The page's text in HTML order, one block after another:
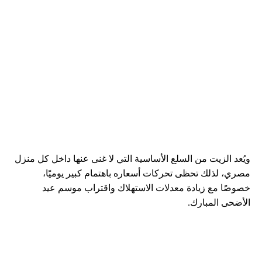
ويُعد الزيت من السلع الأساسية التي لا غنى عنها داخل كل منزل
مصري، لذلك تحظى تحركات أسعاره باهتمام كبير يوميًا،
خصوصًا مع زيادة معدلات الاستهلاك واقتراب موسم عيد
الأضحى المبارك.